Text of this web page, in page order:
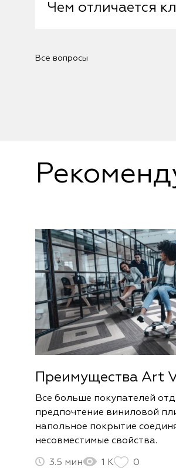
При попадании на
Чем отличается
Монтаж клеевой
Все вопросы
Преимущества Art
Все больше покупателей
предпочтение виниловой
напольное покрытие
несовместимые свойства.
3.5 1 К 0